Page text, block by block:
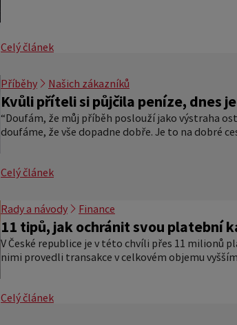
Celý článek
Příběhy Našich zákazníků
Kvůli příteli si půjčila peníze, dnes
“Doufám, že můj příběh poslouží jako výstraha
doufáme, že vše dopadne dobře. Je to na dobré
Celý článek
Rady a návody Finance
11 tipů, jak ochránit svou platební
V České republice je v této chvíli přes 11 milionů
nimi provedli transakce v celkovém objemu
Celý článek